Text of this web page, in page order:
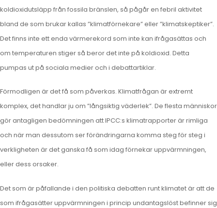
koldioxidutsläpp från fossila bränslen, så pågår en febril aktivitet
bland de som brukar kallas ”klimatförnekare” eller ”klimatskeptiker”.
Det finns inte ett enda värmerekord som inte kan ifrågasättas och
om temperaturen stiger så beror det inte på koldioxid. Detta
pumpas ut på sociala medier och i debattartiklar.
Förmodligen är det få som påverkas. Klimatfrågan är extremt
komplex, det handlar ju om ”långsiktig väderlek”. De flesta människor
gör antagligen bedömningen att IPCC:s klimatrapporter är rimliga
och när man dessutom ser förändringarna komma steg för steg i
verkligheten är det ganska få som idag förnekar uppvärmningen,
eller dess orsaker.
Det som är påfallande i den politiska debatten runt klimatet är att de
som ifrågasätter uppvärmningen i princip undantagslöst befinner sig